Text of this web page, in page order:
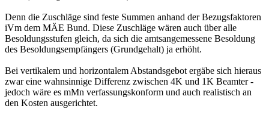
Denn die Zuschläge sind feste Summen anhand der Bezugsfaktoren
iVm dem MÄE Bund. Diese Zuschläge wären auch über alle
Besoldungsstufen gleich, da sich die amtsangemessene Besoldung
des Besoldungsempfängers (Grundgehalt) ja erhöht.
Bei vertikalem und horizontalem Abstandsgebot ergäbe sich hieraus
zwar eine wahnsinnige Differenz zwischen 4K und 1K Beamter -
jedoch wäre es mMn verfassungskonform und auch realistisch an
den Kosten ausgerichtet.